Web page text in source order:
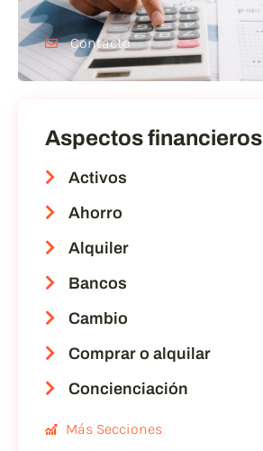
Contacto
Aspectos financieros
Activos
Ahorro
Alquiler
Bancos
Cambio
Comprar o alquilar
Concienciación
Más Secciones